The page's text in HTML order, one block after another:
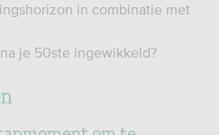
in combinatie met
je 50ste ingewikkeld?